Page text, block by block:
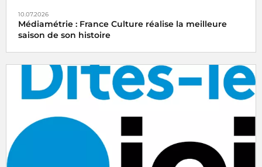
10.07.2026
Médiamétrie : France Culture réalise la meilleure
saison de son histoire